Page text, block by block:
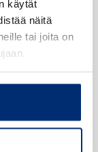
käytät
näitä
tai joita on